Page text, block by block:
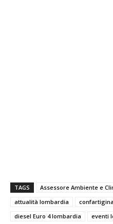
TAGS
Assessore Ambiente e
attualità lombardia
diesel Euro 4 lombardia
eventi